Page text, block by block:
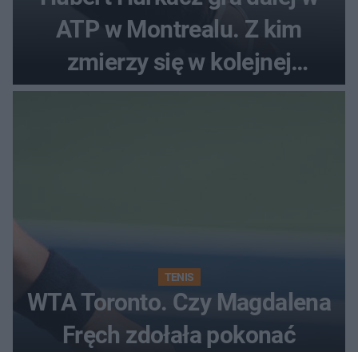
ATP w Montrealu. Z kim
zmierzy się w kolejnej
rundzie?
TENIS
WTA Toronto. Czy Magdalena
Fręch zdołała pokonać